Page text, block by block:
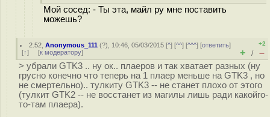
Мой сосед: - Ты эта, майл ру мне поставить
можешь?
2.52 ,Anonymous_111 (?), 10:46, 05/03/2015 [^] [^^] [^^^] [ответить]
[↑] [к модератору]
+2
+ / –
> убрали GTK3 .. ну ок.. плаеров и так хватает разных (ну
грусно конечно что теперь на 1 плаер меньше на GTK3 , но
не смертельно).. тулкиту GTK3 -- не станет плохо от этого
(тулкит GTK2 -- не восстанет из магилы лишь ради какойго-
то-там плаера).